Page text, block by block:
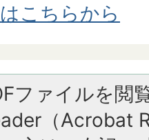
こちらから
ファイルを閲
（Acrobat